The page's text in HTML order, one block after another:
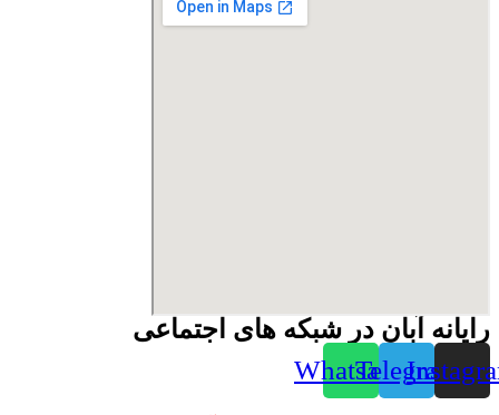
رایانه آبان در شبکه های اجتماعی
Telegram
Whatsapp